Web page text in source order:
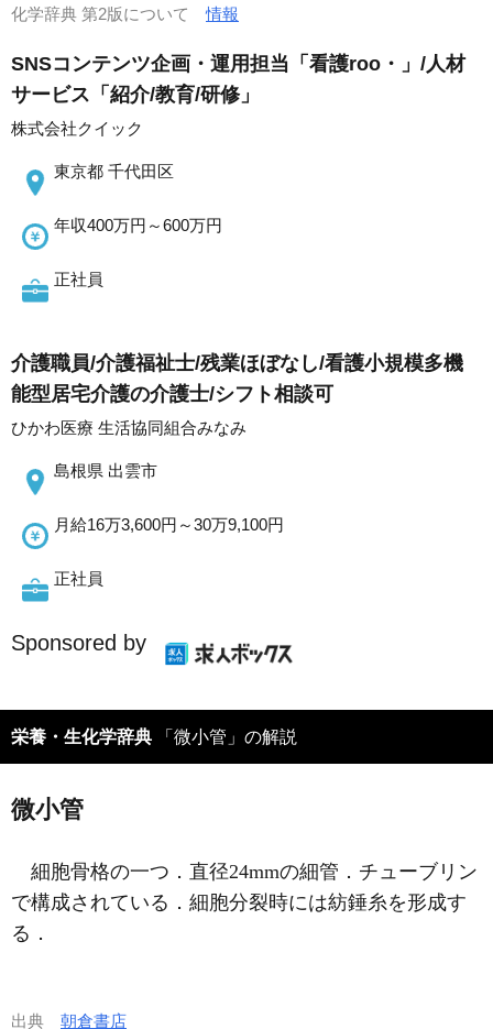
化学辞典 第2版について情報
SNSコンテンツ企画・運用担当「看護roo・」/人材
サービス「紹介/教育/研修」
株式会社クイック
東京都 千代田区
年収400万円～600万円
正社員
介護職員/介護福祉士/残業ほぼなし/看護小規模多機
能型居宅介護の介護士/シフト相談可
ひかわ医療 生活協同組合みなみ
島根県 出雲市
月給16万3,600円～30万9,100円
正社員
Sponsored by
栄養・生化学辞典 「微小管」の解説
微小管
細胞骨格の一つ．直径24mmの細管．チューブリン
で構成されている．細胞分裂時には紡錘糸を形成す
る．
出典 朝倉書店